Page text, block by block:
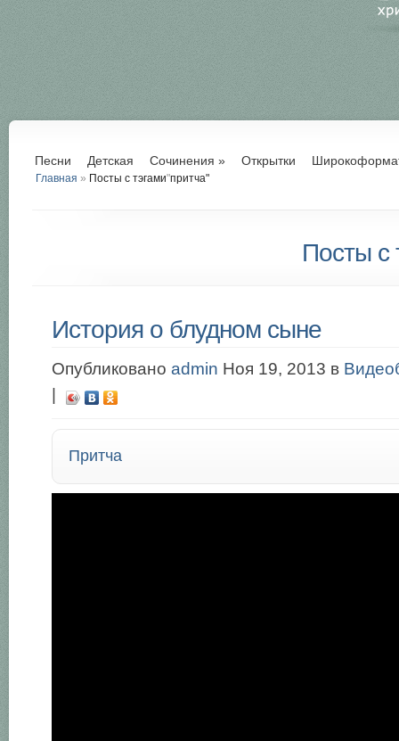
Песни Детская Сочинения » Открытки
Главная » Посты с тэгами"притча"
Посты с
История о блудном сыне
Опубликовано admin Ноя 19, 2013 в
|
Притча